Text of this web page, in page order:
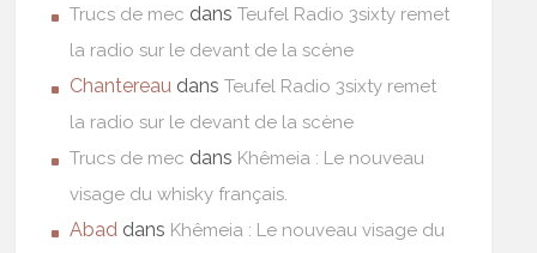
Trucs de mec dansTeufel Radio 3sixty remet
la radio sur le devant de la scène
Chantereau dansTeufel Radio 3sixty remet
la radio sur le devant de la scène
Trucs de mec dans Khêmeia : Le nouveau
visage du whisky français.
Abad dans Khêmeia : Le nouveau visage du